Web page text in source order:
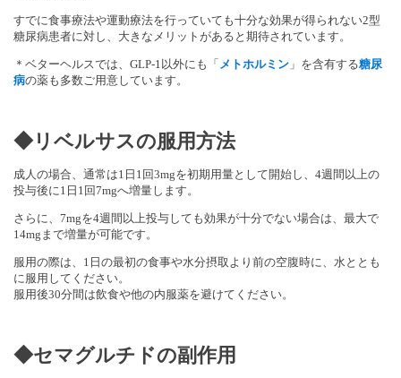
すでに食事療法や運動療法を行っていても十分な効果が得られない2型
糖尿病患者に対し、大きなメリットがあると期待されています。
＊ベターヘルスでは、GLP-1以外にも「 メトホルミン 」を含有する糖尿
病の薬も多数ご用意しています。
◆リベルサスの服用方法
成人の場合、通常は1日1回3mgを初期用量として開始し、4週間以上の
投与後に1日1回7mgへ増量します。
さらに、7mgを4週間以上投与しても効果が十分でない場合は、最大で
14mgまで増量が可能です。
服用の際は、1日の最初の食事や水分摂取より前の空腹時に、水ととも
に服用してください。
服用後30分間は飲食や他の内服薬を避けてください。
◆セマグルチドの副作用